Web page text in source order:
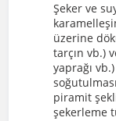
Şeker ve
üzerine
tarçın vb.)
yaprağı
piramit
şekerleme